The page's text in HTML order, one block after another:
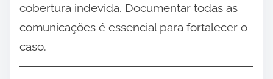
cobertura indevida. Documentar todas as
comunicações é essencial para fortalecer o
caso.